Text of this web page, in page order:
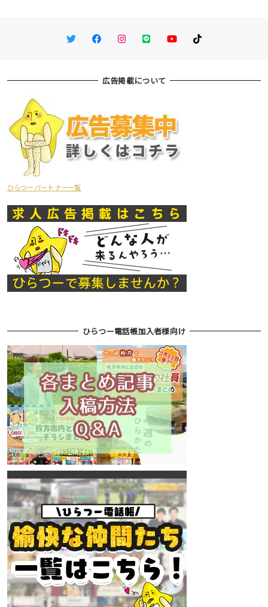
TwitterFacebookInstagram
LINE You TubeTikTok
広告掲載について
ひらつーパートナー一覧
ひらつー電話帳加入者様向け